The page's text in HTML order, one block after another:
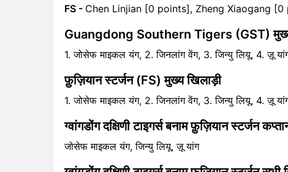
FS - Chen Linjian [0 points], Zheng Xiaogang [0
Guangdong Southern Tigers (GST)
1. जोसेफ माइकल यंग, 2. जिनलांग वेंग, 3. जिन्यु लियू, 4. ज़ू
फ़ुज़ियान स्टर्जन (FS) मुख्य खिलाड़ी
1. जोसेफ माइकल यंग, 2. जिनलांग वेंग, 3. जिन्यु लियू, 4. ज़ू
ग्वांगडोंग दक्षिणी टाइगर्स बनाम फ़ुज़ियान स्टर्जन
जोसेफ माइकल यंग, जिन्यु लियू, ज़ू यांग